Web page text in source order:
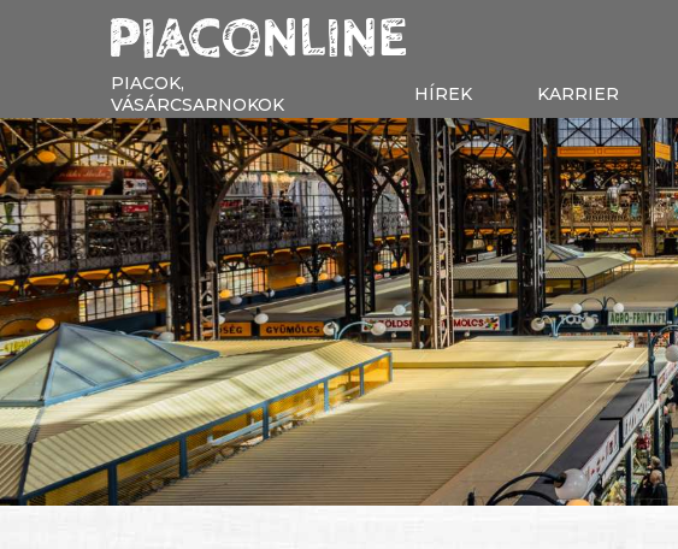
PIACOK,
VÁSÁRCSARNOKOK
HÍREK KARRIER